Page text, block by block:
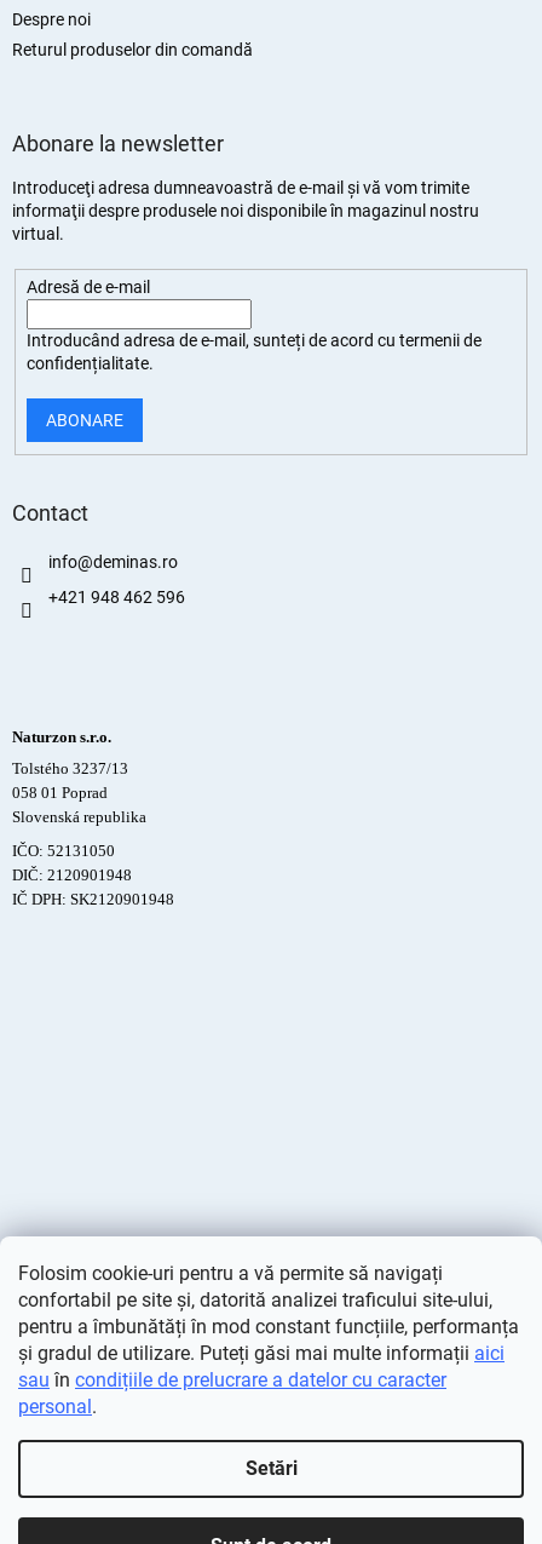
Folosim cookie-uri pentru a vă permite să navigați
confortabil pe site și, datorită analizei traficului site-ului,
pentru a îmbunătăți în mod constant funcțiile, performanța
și gradul de utilizare. Puteți găsi mai multe informații aici
sau în condițiile de prelucrare a datelor cu caracter
personal.
Setări
Despre noi
Returul produselor din comandă
Abonare la newsletter
Introduceţi adresa dumneavoastră de e-mail şi vă vom trimite
informaţii despre produsele noi disponibile în magazinul nostru
virtual.
Adresă de e-mail
Introducând adresa de e-mail, sunteți deacord cu termenii de
confidențialitate.
ABONARE
Contact
info@deminas.ro
+421 948 462 596
Naturzon s.r.o.
Tolstého 3237/13
058 01 Poprad
Slovenská republika
IČO: 52131050
DIČ: 2120901948
IČ DPH: SK2120901948